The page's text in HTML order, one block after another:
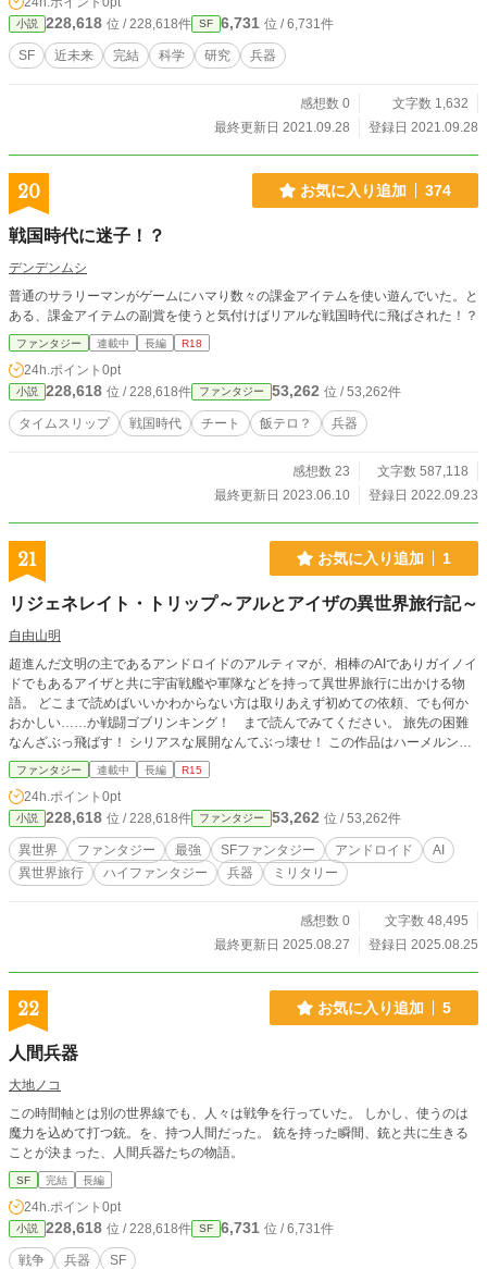
小説 228,618 位 / 228,618件 SF 6,731 位 / 6,731件
SF 近未来 完結 科学 研究 兵器
感想数 0
文字数 1,632
最終更新日 2021.09.28
登録日 2021.09.28
20 お気に入り追加 374
戦国時代に迷子！？
デンデンムシ
普通のサラリーマンがゲームにハマり数々の課金アイテムを使い遊んでいた。と
ある、課金アイテムの副賞を使うと気付けばリアルな戦国時代に飛ばされた！？
ファンタジー 連載中 長編 R18
24h.ポイント 0pt
小説 228,618 位 / 228,618件 ファンタジー 53,262 位 / 53,262件
タイムスリップ 戦国時代 チート 飯テロ？ 兵器
感想数 23
文字数 587,118
最終更新日 2023.06.10
登録日 2022.09.23
21 お気に入り追加 1
リジェネレイト・トリップ～アルとアイザの異世界旅行記～
自由山明
超進んだ文明の主であるアンドロイドのアルティマが、相棒のAIでありガイノイ
ドでもあるアイザと共に宇宙戦艦や軍隊などを持って異世界旅行に出かける物
語。 どこまで読めばいいかわからない方は取りあえず初めての依頼、でも何か
おかしい……か戦闘ゴブリンキング！ まで読んでみてください。 旅先の困難
なんざぶっ飛ばす！ シリアスな展開なんてぶっ壊せ！ この作品はハーメルンと
アルファポリスと小説家になろうにも投稿しています。
ファンタジー 連載中 長編 R15
24h.ポイント 0pt
小説 228,618 位 / 228,618件 ファンタジー 53,262 位 / 53,262件
異世界 ファンタジー 最強 SFファンタジー アンドロイド
AI
異世界旅行
ハイファンタジー 兵器 ミリタリー
感想数 0
文字数 48,495
最終更新日 2025.08.27
登録日 2025.08.25
22 お気に入り追加 5
人間兵器
大地ノコ
この時間軸とは別の世界線でも、人々は戦争を行っていた。 しかし、使うのは
魔力を込めて打つ銃。を、持つ人間だった。 銃を持った瞬間、銃と共に生きる
ことが決まった、人間兵器たちの物語。
SF 完結 長編
24h.ポイント 0pt
小説 228,618 位 / 228,618件 SF 6,731 位 / 6,731件
戦争 兵器 SF